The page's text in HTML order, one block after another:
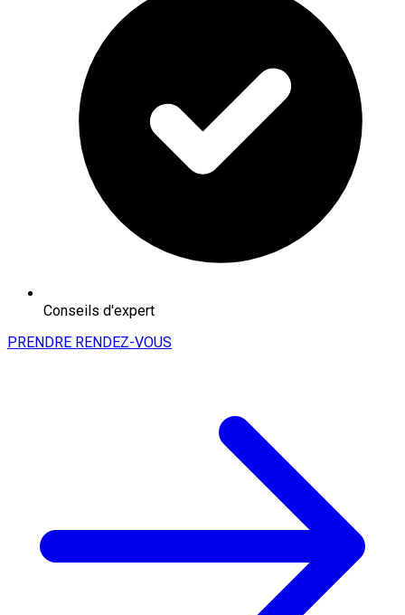
Conseils d'expert
PRENDRE RENDEZ-VOUS